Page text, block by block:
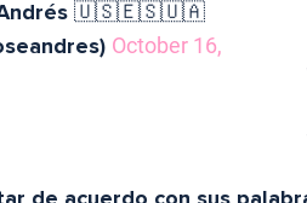
Andrés 🇺🇸🇪🇸🇺🇦
October 16,